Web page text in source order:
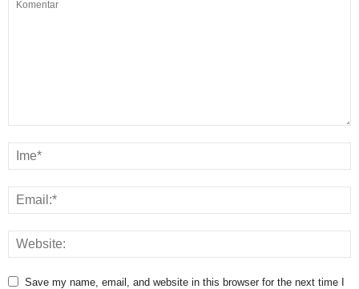
Save my name, email, and website in this browser for the next time I